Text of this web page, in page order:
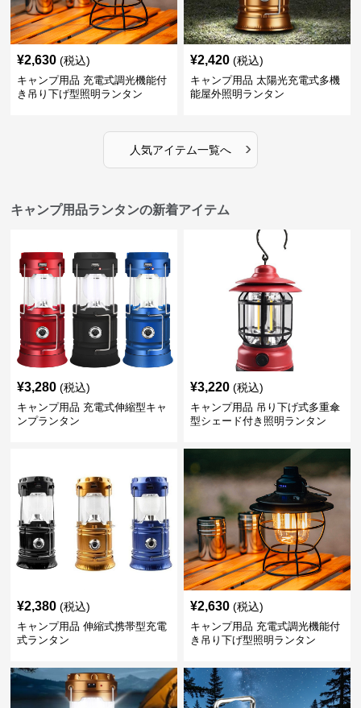
¥2,630 (税込)
キャンプ用品 充電式調光機能付
き吊り下げ型照明ランタン
¥2,420 (税込)
キャンプ用品 太陽光充電式多機
能屋外照明ランタン
人気アイテム一覧へ ›
キャンプ用品ランタンの新着アイテム
¥3,280 (税込)
キャンプ用品 充電式伸縮型キャ
ンプランタン
¥3,220 (税込)
キャンプ用品 吊り下げ式多重傘
型シェード付き照明ランタン
¥2,380 (税込)
キャンプ用品 伸縮式携帯型充電
式ランタン
¥2,630 (税込)
キャンプ用品 充電式調光機能付
き吊り下げ型照明ランタン